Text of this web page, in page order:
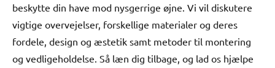
beskytte din have mod nysgerrige øjne. Vi vil diskutere
vigtige overvejelser, forskellige materialer og deres
fordele, design og æstetik samt metoder til montering
og vedligeholdelse. Så læn dig tilbage, og lad os hjælpe